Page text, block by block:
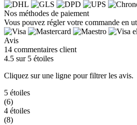
Nos méthodes de paiement
Vous pouvez régler votre commande en
Avis
14 commentaires client
4.5 sur 5 étoiles
Cliquez sur une ligne pour filtrer les avis.
5 étoiles
(6)
4 étoiles
(8)